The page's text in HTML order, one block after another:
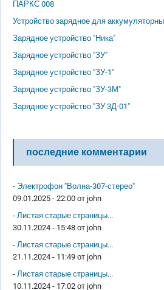
ПАРКС 008
Устройство зарядное для
Зарядное устройство "Ника"
Зарядное устройство "ЗУ"
Зарядное устройство "ЗУ-1"
Зарядное устройство "ЗУ-3М"
Зарядное устройство "ЗУ 3Д-01"
последние комментарии
- Электрофон "Волна-307-стерео"
09.01.2025 - 22:00 от john
- Листая старые страницы...
30.11.2024 - 15:48 от john
- Листая старые страницы...
21.11.2024 - 11:49 от john
- Листая старые страницы...
10.11.2024 - 17:02 от john